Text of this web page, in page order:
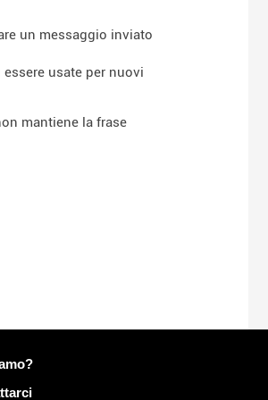
un messaggio inviato
usate per nuovi
mantiene la frase
su Mailo